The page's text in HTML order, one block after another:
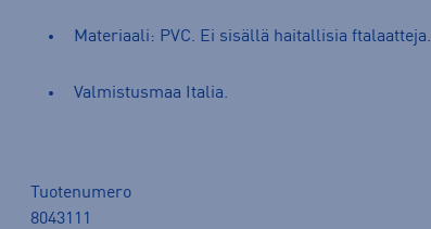
Materiaali: PVC. Ei sisällä haitallisia ftalaatteja.
Valmistusmaa Italia.
Tuotenumero
8043111